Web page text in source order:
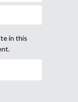
in this